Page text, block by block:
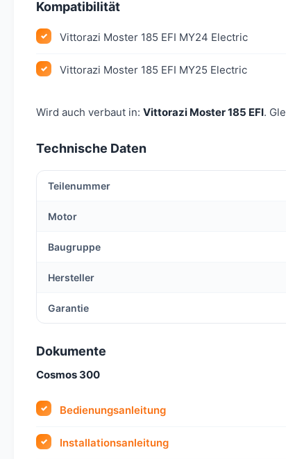
Kompatibilität
Vittorazi Moster 185 EFI MY24 Electric
Vittorazi Moster 185 EFI MY25 Electric
Wird auch verbaut in: Vittorazi Moster 185 EFI.
Technische Daten
Teilenummer
Motor
Baugruppe
Hersteller
Garantie
Dokumente
Cosmos 300
Bedienungsanleitung
Installationsanleitung